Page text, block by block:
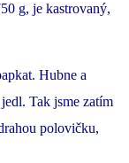
g, je kastrovaný,
Hubne a
Tak jsme zatím
polovičku,